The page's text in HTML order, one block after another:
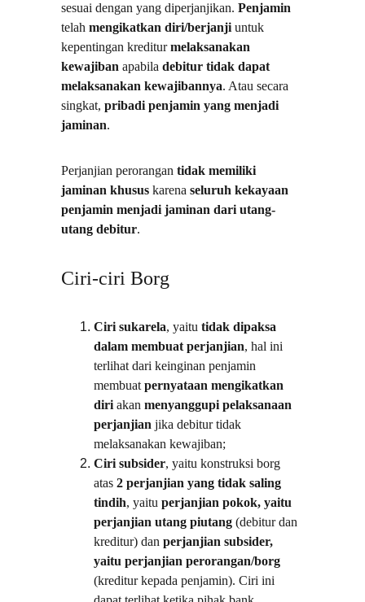
sesuai dengan yang diperjanjikan. Penjamin
telah mengikatkan diri/berjanji untuk
kepentingan kreditur melaksanakan
kewajiban apabila debitur tidak dapat
melaksanakan kewajibannya. Atau secara
singkat, pribadi penjamin yang menjadi
jaminan.
Perjanjian perorangan tidak memiliki
jaminan khusus karena seluruh kekayaan
penjamin menjadi jaminan dari utang-
utang debitur.
Ciri-ciri Borg
Ciri sukarela, yaitu tidak dipaksa
dalam membuat perjanjian, hal ini
terlihat dari keinginan penjamin
membuat pernyataan mengikatkan
diri akan menyanggupi pelaksanaan
perjanjian jika debitur tidak
melaksanakan kewajiban;
Ciri subsider, yaitu konstruksi borg
atas 2 perjanjian yang tidak saling
tindih, yaitu perjanjian pokok, yaitu
perjanjian utang piutang (debitur dan
kreditur) dan perjanjian subsider,
yaitu perjanjian perorangan/borg
(kreditur kepada penjamin). Ciri ini